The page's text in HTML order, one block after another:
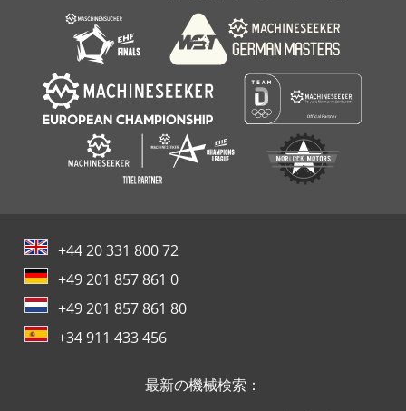
+44 20 331 800 72
+49 201 857 861 0
+49 201 857 861 80
+34 911 433 456
最新の機械検索：